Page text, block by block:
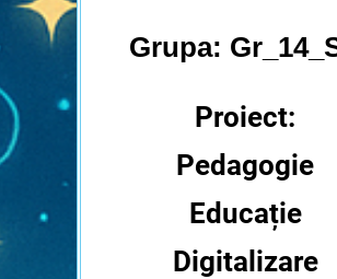
Grupa:
Proiect:
Pedagogie
Educație
Digitalizare